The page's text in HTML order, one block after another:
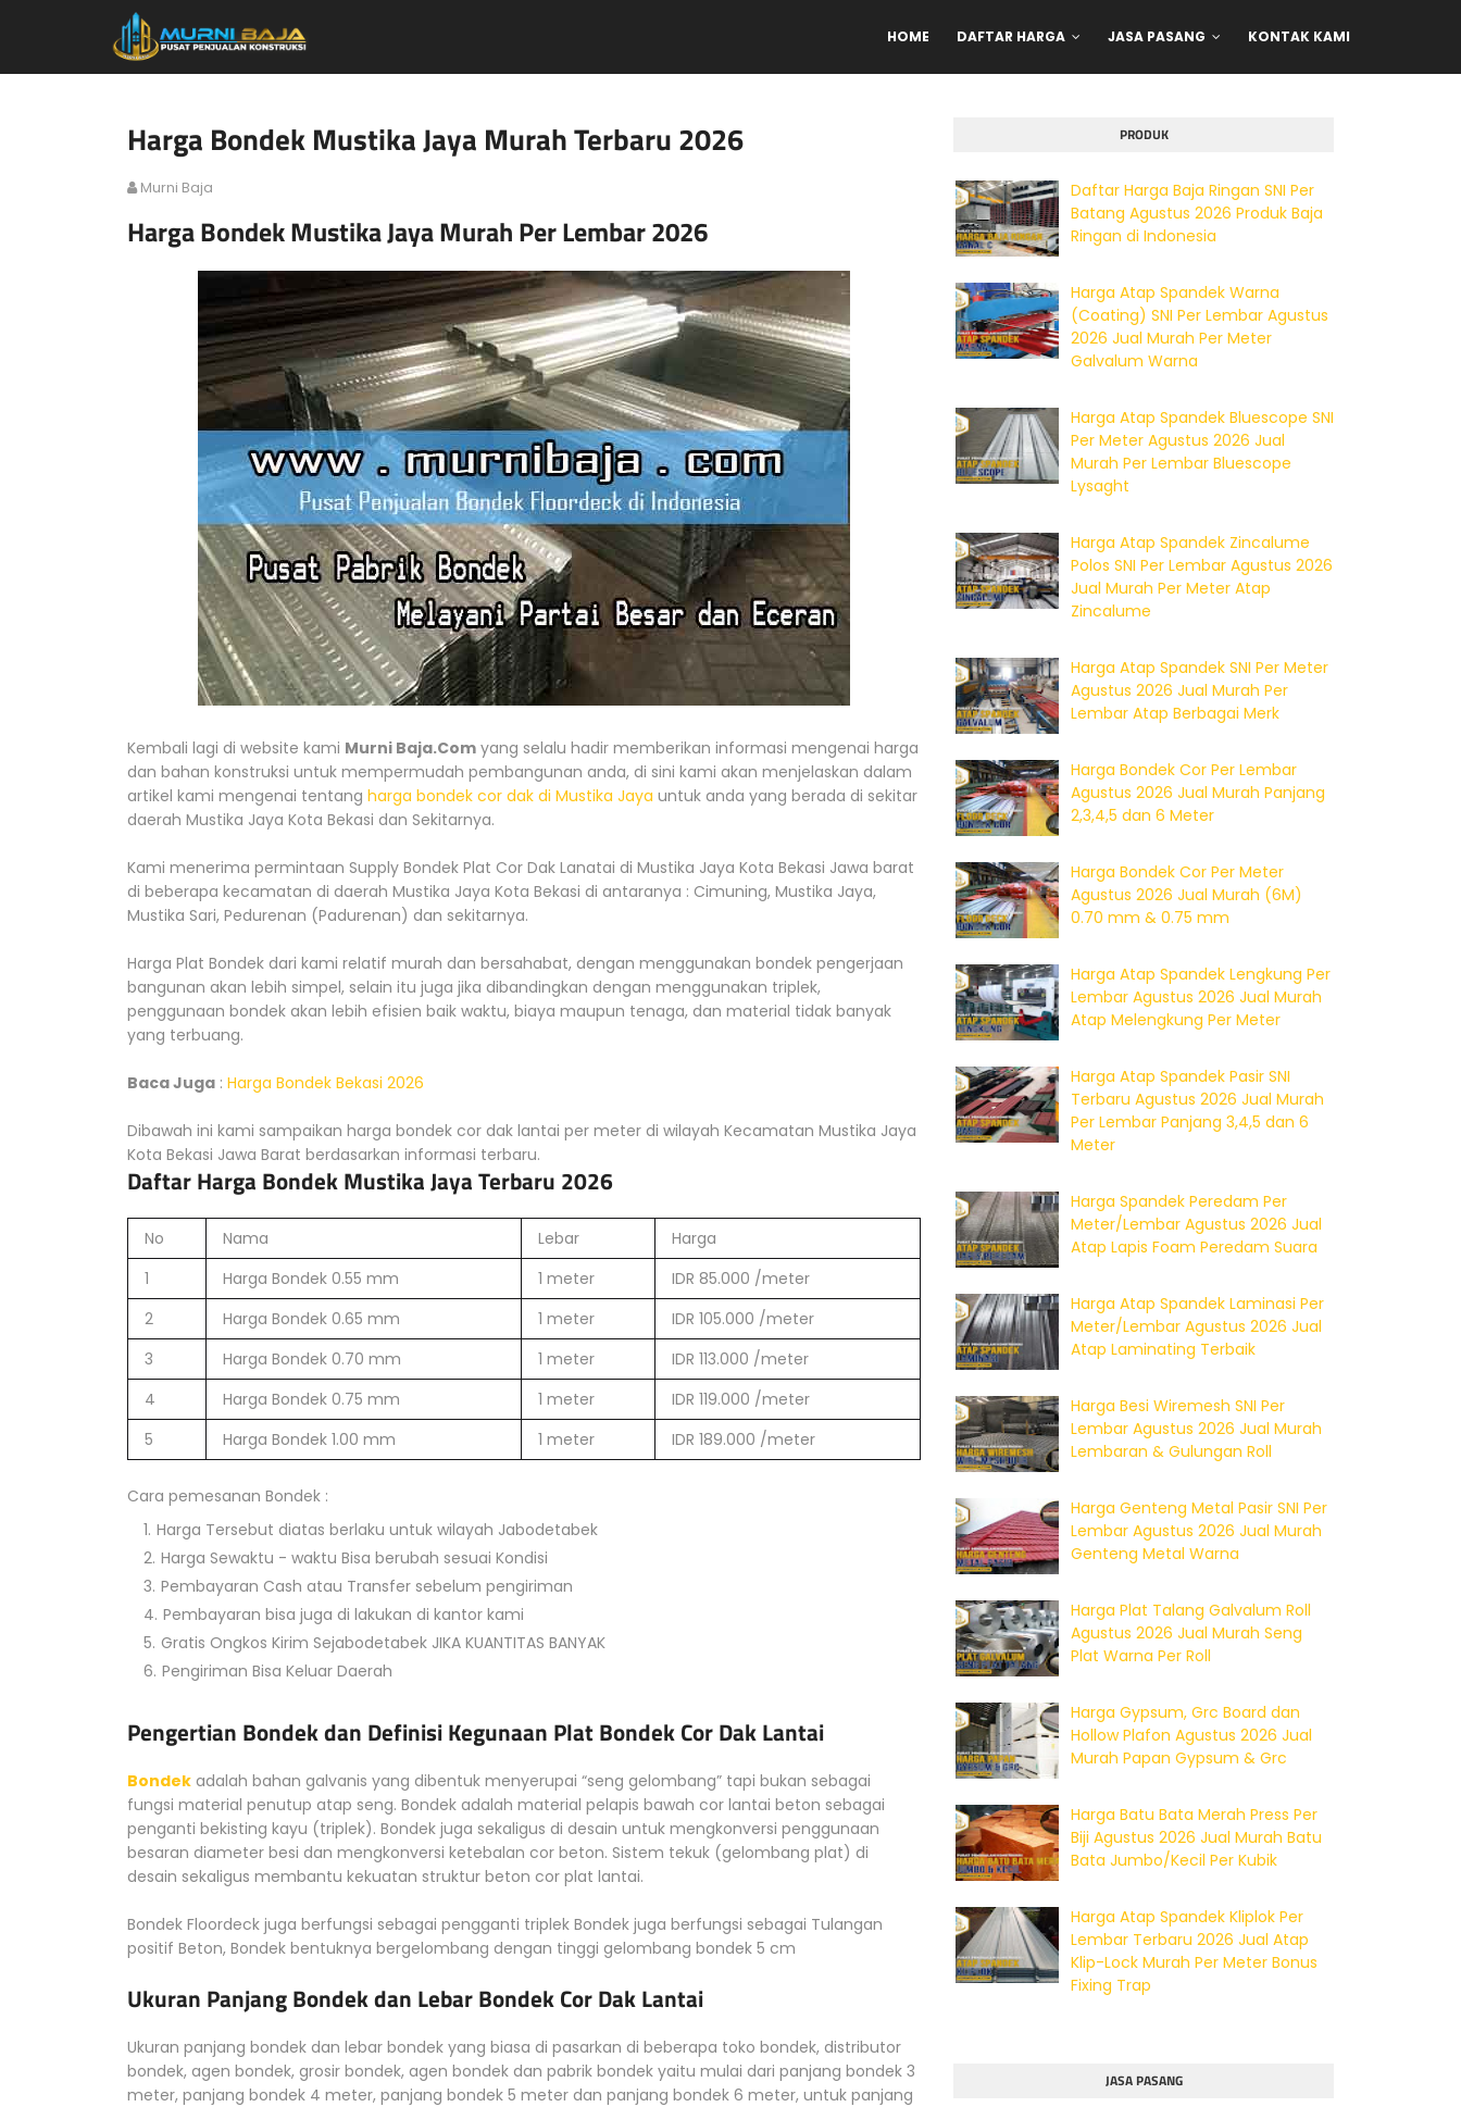
HOME DAFTAR HARGA JASA PASANG KONTAK KAMI
Harga Bondek Mustika Jaya Murah Terbaru 2026
Murni Baja
Harga Bondek Mustika Jaya Murah Per Lembar 2026
Kembali lagi di website kami Murni Baja.Com yang selalu hadir memberikan informasi mengenai harga
dan bahan konstruksi untuk mempermudah pembangunan anda, di sini kami akan menjelaskan dalam
artikel kami mengenai tentang harga bondek cor dak di Mustika Jaya untuk anda yang berada di sekitar
daerah Mustika Jaya Kota Bekasi dan Sekitarnya.
Kami menerima permintaan Supply Bondek Plat Cor Dak Lanatai di Mustika Jaya Kota Bekasi Jawa barat
di beberapa kecamatan di daerah Mustika Jaya Kota Bekasi di antaranya : Cimuning, Mustika Jaya,
Mustika Sari, Pedurenan (Padurenan) dan sekitarnya.
Harga Plat Bondek dari kami relatif murah dan bersahabat, dengan menggunakan bondek pengerjaan
bangunan akan lebih simpel, selain itu juga jika dibandingkan dengan menggunakan triplek,
penggunaan bondek akan lebih efisien baik waktu, biaya maupun tenaga, dan material tidak banyak
yang terbuang.
Baca Juga : Harga Bondek Bekasi 2026
Dibawah ini kami sampaikan harga bondek cor dak lantai per meter di wilayah Kecamatan Mustika Jaya
Kota Bekasi Jawa Barat berdasarkan informasi terbaru.
Daftar Harga Bondek Mustika Jaya Terbaru 2026
No Nama Lebar
Harga
1
Harga Bondek 0.55 mm 1 meter
IDR 85.000 /meter
2
Harga Bondek 0.65 mm 1 meter
IDR 105.000 /meter
3
Harga Bondek 0.70 mm 1 meter
IDR 113.000 /meter
4
Harga Bondek 0.75 mm 1 meter
IDR 119.000 /meter
5
Harga Bondek 1.00 mm 1 meter IDR 189.000 /meter
Cara pemesanan Bondek :
Harga Tersebut diatas berlaku untuk wilayah Jabodetabek
Harga Sewaktu - waktu Bisa berubah sesuai Kondisi
Pembayaran Cash atau Transfer sebelum pengiriman
Pembayaran bisa juga di lakukan di kantor kami
Gratis Ongkos Kirim Sejabodetabek JIKA KUANTITAS BANYAK
Pengiriman Bisa Keluar Daerah
Pengertian Bondek dan Definisi Kegunaan Plat Bondek Cor Dak Lantai
Bondek adalah bahan galvanis yang dibentuk menyerupai “seng gelombang” tapi bukan sebagai
fungsi material penutup atap seng. Bondek adalah material pelapis bawah cor lantai beton sebagai
penganti bekisting kayu (triplek). Bondek juga sekaligus di desain untuk mengkonversi penggunaan
besaran diameter besi dan mengkonversi ketebalan cor beton. Sistem tekuk (gelombang plat) di
desain sekaligus membantu kekuatan struktur beton cor plat lantai.
Bondek Floordeck juga berfungsi sebagai pengganti triplek Bondek juga berfungsi sebagai Tulangan
positif Beton, Bondek bentuknya bergelombang dengan tinggi gelombang bondek 5 cm
Ukuran Panjang Bondek dan Lebar Bondek Cor Dak Lantai
Ukuran panjang bondek dan lebar bondek yang biasa di pasarkan di beberapa toko bondek, distributor
bondek, agen bondek, grosir bondek, agen bondek dan pabrik bondek yaitu mulai dari panjang bondek 3
meter, panjang bondek 4 meter, panjang bondek 5 meter dan panjang bondek 6 meter, untuk panjang
PRODUK
Daftar Harga Baja Ringan SNI Per
Batang Agustus 2026 Produk Baja
Ringan di Indonesia
Harga Atap Spandek Warna
(Coating) SNI Per Lembar Agustus
2026 Jual Murah Per Meter
Galvalum Warna
Harga Atap Spandek Bluescope SNI
Per Meter Agustus 2026 Jual
Murah Per Lembar Bluescope
Lysaght
Harga Atap Spandek Zincalume
Polos SNI Per Lembar Agustus 2026
Jual Murah Per Meter Atap
Zincalume
Harga Atap Spandek SNI Per Meter
Agustus 2026 Jual Murah Per
Lembar Atap Berbagai Merk
Harga Bondek Cor Per Lembar
Agustus 2026 Jual Murah Panjang
2,3,4,5 dan 6 Meter
Harga Bondek Cor Per Meter
Agustus 2026 Jual Murah (6M)
0.70 mm & 0.75 mm
Harga Atap Spandek Lengkung Per
Lembar Agustus 2026 Jual Murah
Atap Melengkung Per Meter
Harga Atap Spandek Pasir SNI
Terbaru Agustus 2026 Jual Murah
Per Lembar Panjang 3,4,5 dan 6
Meter
Harga Spandek Peredam Per
Meter/Lembar Agustus 2026 Jual
Atap Lapis Foam Peredam Suara
Harga Atap Spandek Laminasi Per
Meter/Lembar Agustus 2026 Jual
Atap Laminating Terbaik
Harga Besi Wiremesh SNI Per
Lembar Agustus 2026 Jual Murah
Lembaran & Gulungan Roll
Harga Genteng Metal Pasir SNI Per
Lembar Agustus 2026 Jual Murah
Genteng Metal Warna
Harga Plat Talang Galvalum Roll
Agustus 2026 Jual Murah Seng
Plat Warna Per Roll
Harga Gypsum, Grc Board dan
Hollow Plafon Agustus 2026 Jual
Murah Papan Gypsum & Grc
Harga Batu Bata Merah Press Per
Biji Agustus 2026 Jual Murah Batu
Bata Jumbo/Kecil Per Kubik
Harga Atap Spandek Kliplok Per
Lembar Terbaru 2026 Jual Atap
Klip-Lock Murah Per Meter Bonus
Fixing Trap
JASA PASANG